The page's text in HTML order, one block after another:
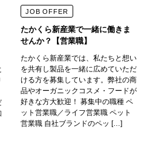
JOB OFFER
たかくら新産業で一緒に働きま
せんか？【営業職】
たかくら新産業では、私たちと想い
を共有し製品を一緒に広めていただ
ける方を募集しています。弊社の商
品やオーガニックコスメ・フードが
好きな方大歓迎！ 募集中の職種 ペ
ット営業職／ライフ営業職 ペット
営業職 自社ブランドのペッ […]